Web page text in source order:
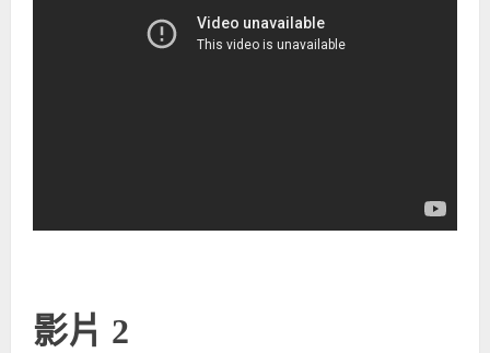
影片 2